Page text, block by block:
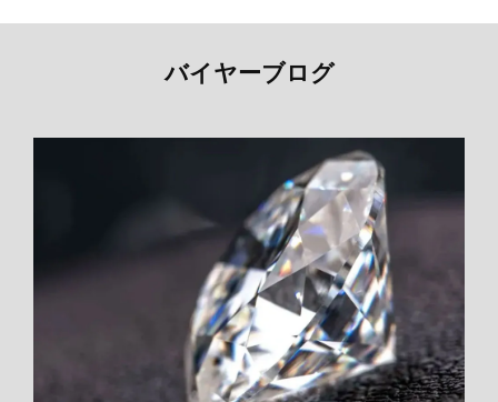
バイヤーブログ